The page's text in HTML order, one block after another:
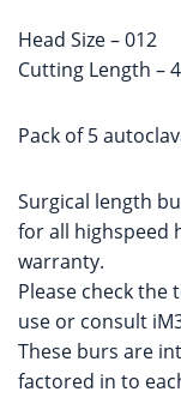
Head Size – 012
Cutting Length –
Pack of 5
Surgical length
for all highspeed
warranty.
Please check the
use or consult
These burs are
factored in to